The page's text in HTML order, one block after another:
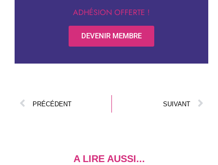
ADHÉSION OFFERTE !
DEVENIR MEMBRE
PRÉCÉDENT SUIVANT
A LIRE AUSSI...